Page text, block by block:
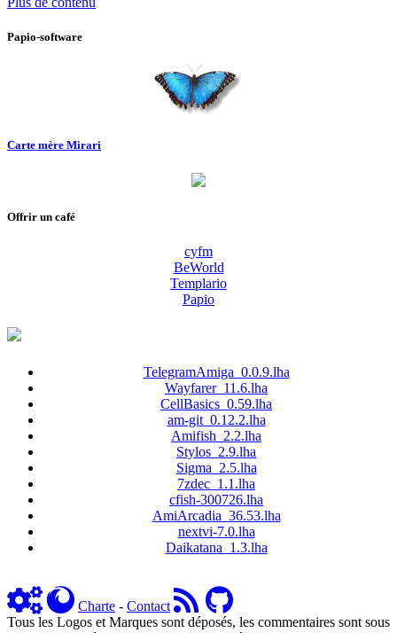
Papio-software
Carte mère Mirari
Offrir un café
cyfm
BeWorld
Templario
Papio
TelegramAmiga_0.0.9.lha
Wayfarer_11.6.lha
CellBasics_0.59.lha
am-git_0.12.2.lha
Amifish_2.2.lha
Stylos_2.9.lha
Sigma_2.5.lha
7zdec_1.1.lha
cfish-300726.lha
AmiArcadia_36.53.lha
nextvi-7.0.lha
Daikatana_1.3.lha
Charte - Contact
Tous les Logos et Marques sont déposés, les commentaires sont sous